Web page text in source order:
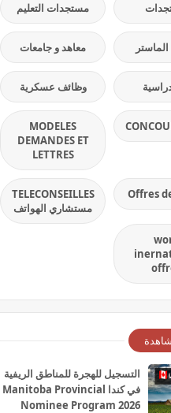
مستجدات التعليم
معاهد و جامعات
وظائف عسكرية
MODELES
DEMANDES ET
LETTRES
Offres
TELECONSEILLES
مستشاري الهواتف
التسجيل للهجرة للمناطق الريفية
في كندا Manitoba Provincial
Nominee Program 2026